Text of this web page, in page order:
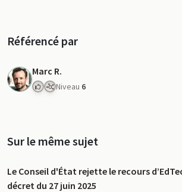
Référencé par
Marc R.
Niveau 6
Sur le même sujet
Le Conseil d'État rejette le recours
décret du 27 juin 2025